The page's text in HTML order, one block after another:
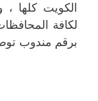
الكويت كلها
لكافة
برقم مندوب